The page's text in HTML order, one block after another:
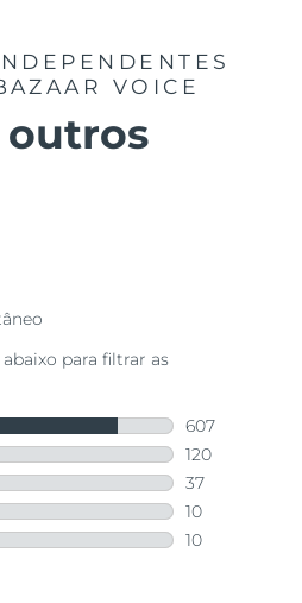
VOICE
outros